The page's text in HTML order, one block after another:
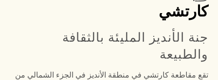
كارتشي
جنة الأنديز المليئة بالثقافة
والطبيعة
تقع مقاطعة كارتشي في منطقة الأنديز في الجزء الشمالي من